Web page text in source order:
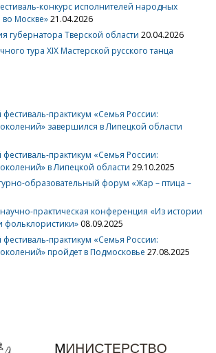
конкурс исполнителей народных
Москве»21.04.2026
губернатора Тверской области 20.04.2026
тура XIX Мастерской русского танца
практикум «Семья России:
завершился в Липецкой области
практикум «Семья России:
в Липецкой области 29.10.2025
образовательный форум «Жар – птица –
практическая конференция «Из истории
фольклористики» 08.09.2025
практикум «Семья России:
пройдет в Подмосковье 27.08.2025